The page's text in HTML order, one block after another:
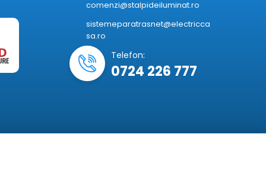
comenzi@stalpideiluminat.ro
sistemeparatrasnet@electricca
sa.ro
Telefon:
0724 226 777